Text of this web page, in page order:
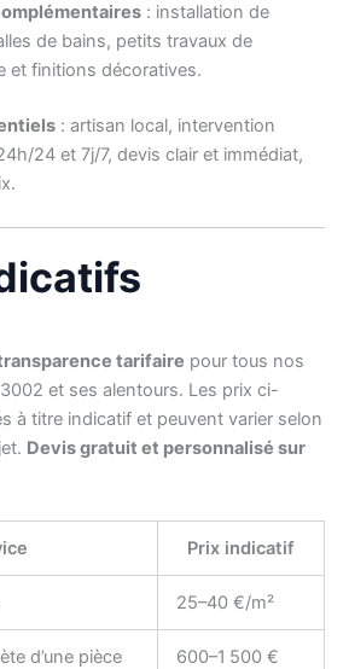
: installation de
de bains, petits travaux de
et finitions décoratives.
: artisan local, intervention
24 et 7j/7, devis clair et immédiat,
tarifaire pour tous nos
et ses alentours. Les prix ci-
à titre indicatif et peuvent varier selon
Devis gratuit et personnalisé sur
Prix indicatif
25–40 €/m²
d’une pièce 600–1 500 €